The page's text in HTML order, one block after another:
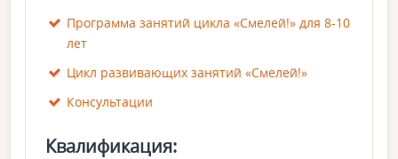
Программа занятий цикла «Смелей!» для 8-10
лет
Цикл развивающих занятий «Смелей!»
Консультации
Квалификация: